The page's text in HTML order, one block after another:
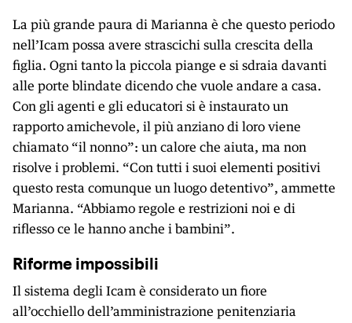
La più grande paura di Marianna è che questo periodo
nell’Icam possa avere strascichi sulla crescita della
figlia. Ogni tanto la piccola piange e si sdraia davanti
alle porte blindate dicendo che vuole andare a casa.
Con gli agenti e gli educatori si è instaurato un
rapporto amichevole, il più anziano di loro viene
chiamato “il nonno”: un calore che aiuta, ma non
risolve i problemi. “Con tutti i suoi elementi positivi
questo resta comunque un luogo detentivo”, ammette
Marianna. “Abbiamo regole e restrizioni noi e di
riflesso ce le hanno anche i bambini”.
Riforme impossibili
Il sistema degli Icam è considerato un fiore
all’occhiello dell’amministrazione penitenziaria